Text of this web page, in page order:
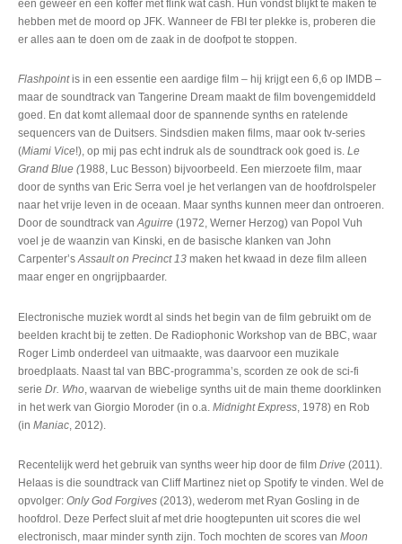
een geweer en een koffer met flink wat cash. Hun vondst blijkt te maken te
hebben met de moord op JFK. Wanneer de FBI ter plekke is, proberen die
er alles aan te doen om de zaak in de doofpot te stoppen.
Flashpointis in een essentie een aardige film – hij krijgt een 6,6 op IMDB –
maar de soundtrack van Tangerine Dream maakt de film bovengemiddeld
goed. En dat komt allemaal door de spannende synths en ratelende
sequencers van de Duitsers. Sindsdien maken films, maar ook tv-series
(Miami Vice!), op mij pas echt indruk als de soundtrack ook goed is. Le
Grand Blue (1988, Luc Besson) bijvoorbeeld. Een mierzoete film, maar
door de synths van Eric Serra voel je het verlangen van de hoofdrolspeler
naar het vrije leven in de oceaan. Maar synths kunnen meer dan ontroeren.
Door de soundtrack vanAguirre (1972, Werner Herzog) van Popol Vuh
voel je de waanzin van Kinski, en de basische klanken van John
Carpenter’sAssault on Precinct 13 maken het kwaad in deze film alleen
maar enger en ongrijpbaarder.
Electronische muziek wordt al sinds het begin van de film gebruikt om de
beelden kracht bij te zetten. De Radiophonic Workshop van de BBC, waar
Roger Limb onderdeel van uitmaakte, was daarvoor een muzikale
broedplaats. Naast tal van BBC-programma’s, scorden ze ook de sci-fi
serie Dr. Who , waarvan de wiebelige synths uit de main theme doorklinken
in het werk van Giorgio Moroder (in o.a. Midnight Express , 1978) en Rob
(in Maniac , 2012).
Recentelijk werd het gebruik van synths weer hip door de film Drive (2011).
Helaas is die soundtrack van Cliff Martinez niet op Spotify te vinden. Wel de
opvolger: Only God Forgives (2013), wederom met Ryan Gosling in de
hoofdrol. Deze Perfect sluit af met drie hoogtepunten uit scores die wel
electronisch, maar minder synth zijn. Toch mochten de scores van Moon